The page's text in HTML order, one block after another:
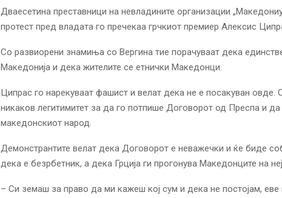
Дваесетина преставници на невладините организации
протест пред владата го пречекаа грчкиот премиер Алексис
Со развиорени знамиња со Вергина тие порачуваат дека
Македонија и дека жителите се етнички Македонци.
Ципрас го нарекуваат фашист и велат дека не е посакуван овде.
никаков легитимитет за да го потпише Договорот од Преспа и
македонскиот народ.
Демонстрантите велат дека Договорот е неважечки и ќе биде
дека е безрбетник, а дека Грција ги прогонува Македонците на
– Си земаш за право да ми кажеш кој сум и дека не постојам, еве